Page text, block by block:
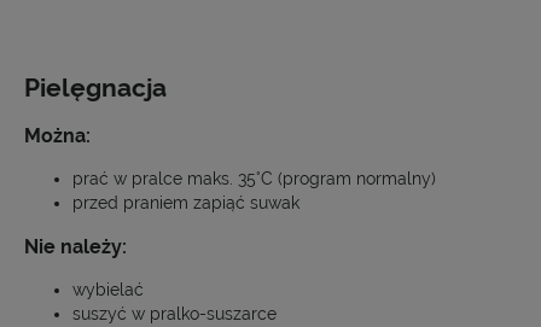
Pielęgnacja
Można:
prać w pralce maks. 35°C (program normalny)
przed praniem zapiąć suwak
Nie należy:
wybielać
suszyć w pralko-suszarce